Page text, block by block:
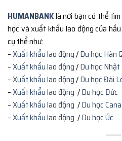
HUMANBANKlà nơi bạn có thể
học và xuất khẩu lao động của
cụ thể như:
–Xuất khẩu lao động/Du học Hàn
–Xuất khẩu lao động/Du học
–Xuất khẩu lao động/Du học Đài
–Xuất khẩu lao động /Du học Đức
–Xuất khẩu lao động /Du học
–Xuất khẩu lao động /Du học Úc